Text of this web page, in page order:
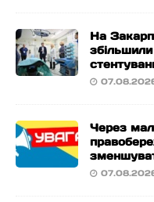
На
збільшили
Через